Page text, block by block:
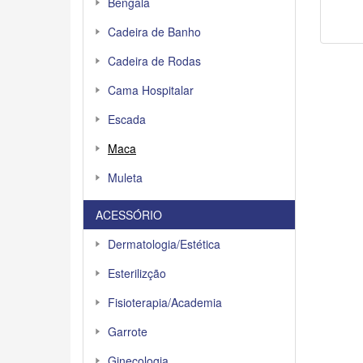
Cadeira de Banho
Cadeira de Rodas
Cama Hospitalar
Escada
Maca
Muleta
ACESSÓRIO
Dermatologia/Estética
Esterilizção
Fisioterapia/Academia
Garrote